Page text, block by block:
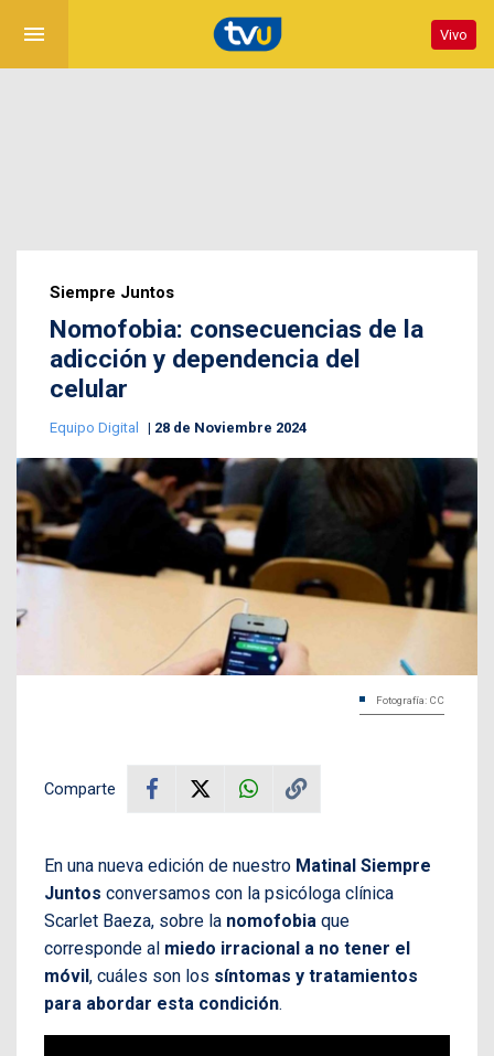
menu Vivo
Siempre Juntos
Nomofobia: consecuencias de la
adicción y dependencia del
celular
Equipo Digital 28 de Noviembre 2024
Fotografía: CC
Comparte
En una nueva edición de nuestro Matinal Siempre
Juntos conversamos con la psicóloga clínica
Scarlet Baeza, sobre la nomofobia que
corresponde al miedo irracional a no tener el
móvil, cuáles son los síntomas y tratamientos
para abordar esta condición.